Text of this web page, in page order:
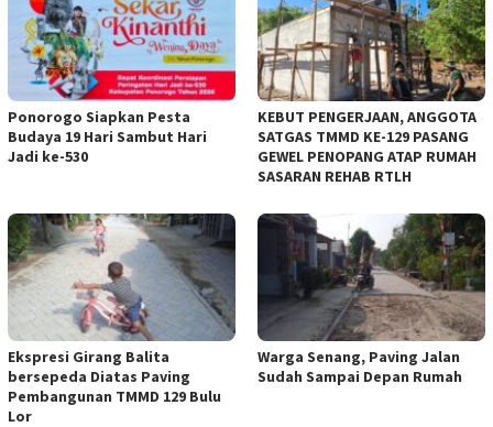
Ponorogo Siapkan Pesta
Budaya 19 Hari Sambut Hari
Jadi ke-530
KEBUT PENGERJAAN, ANGGOTA
SATGAS TMMD KE-129 PASANG
GEWEL PENOPANG ATAP RUMAH
SASARAN REHAB RTLH
Ekspresi Girang Balita
bersepeda Diatas Paving
Pembangunan TMMD 129 Bulu
Lor
Warga Senang, Paving Jalan
Sudah Sampai Depan Rumah